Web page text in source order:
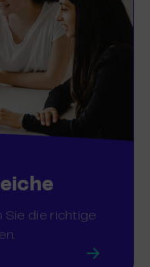
Sie die richtige